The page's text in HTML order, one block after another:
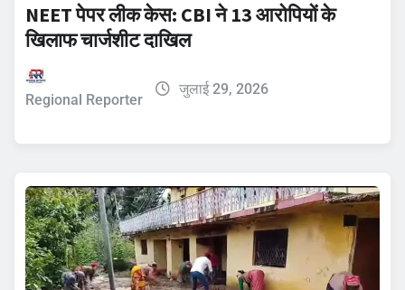
NEET पेपर लीक केस: CBI ने 13 आरोपियों के
खिलाफ चार्जशीट दाखिल
Regional Reporter
जुलाई 29, 2026